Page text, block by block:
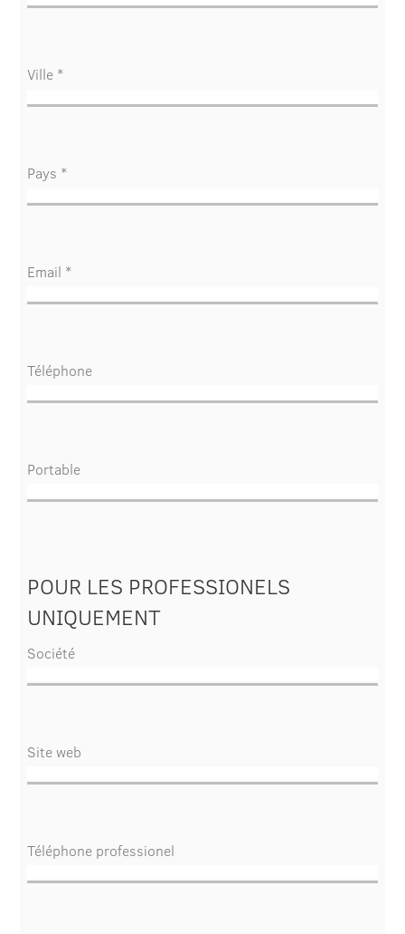
Ville *
Pays *
Email *
Téléphone
Portable
POUR LES PROFESSIONELS
UNIQUEMENT
Société
Site web
Téléphone professionel